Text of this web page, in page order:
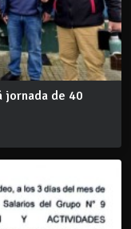
jornada de 40